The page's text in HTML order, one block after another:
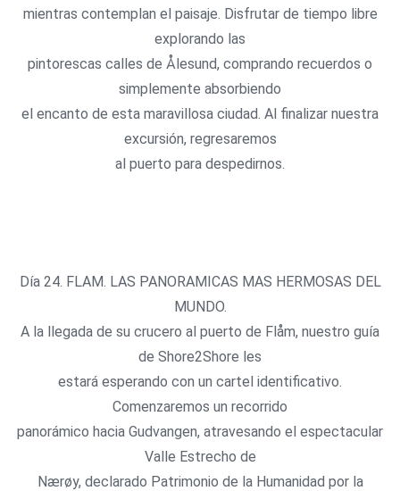
mientras contemplan el paisaje. Disfrutar de tiempo libre
explorando las
pintorescas calles de Ålesund, comprando recuerdos o
simplemente absorbiendo
el encanto de esta maravillosa ciudad. Al finalizar nuestra
excursión, regresaremos
al puerto para despedirnos.
Día 24. FLAM. LAS PANORAMICAS MAS HERMOSAS DEL
MUNDO.
A la llegada de su crucero al puerto de Flåm, nuestro guía
de Shore2Shore les
estará esperando con un cartel identificativo.
Comenzaremos un recorrido
panorámico hacia Gudvangen, atravesando el espectacular
Valle Estrecho de
Nærøy, declarado Patrimonio de la Humanidad por la